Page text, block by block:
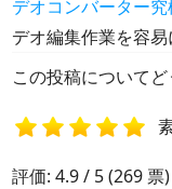
デオコンバーター究
デオ編集作業を容易
この投稿について
1 2 3 4 5
評価: 4.9 / 5 (269 票)